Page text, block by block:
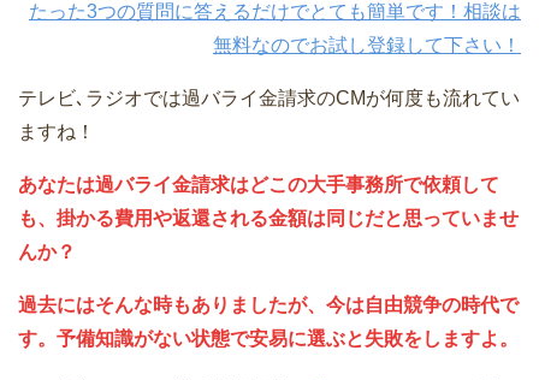
たった3つの質問に答えるだけでとても簡単です！相談は
無料なのでお試し登録して下さい！
テレビ､ラジオでは過バライ金請求のCMが何度も流れてい
ますね！
あなたは過バライ金請求はどこの大手事務所で依頼して
も、掛かる費用や返還される金額は同じだと思っていませ
んか？
過去にはそんな時もありましたが、今は自由競争の時代で
す。予備知識がない状態で安易に選ぶと失敗をしますよ。